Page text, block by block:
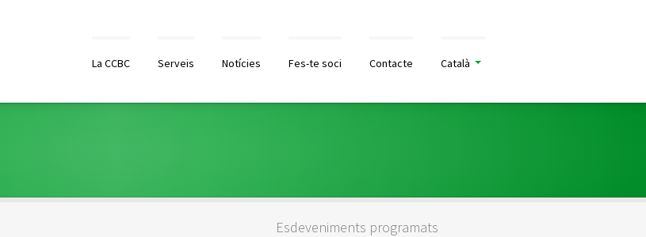
La CCBC Serveis Notícies Fes-te soci Contacte Català
Esdeveniments programats